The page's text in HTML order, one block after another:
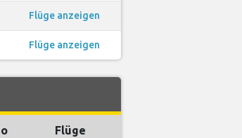
Flüge anzeigen
Flüge anzeigen
Flüge